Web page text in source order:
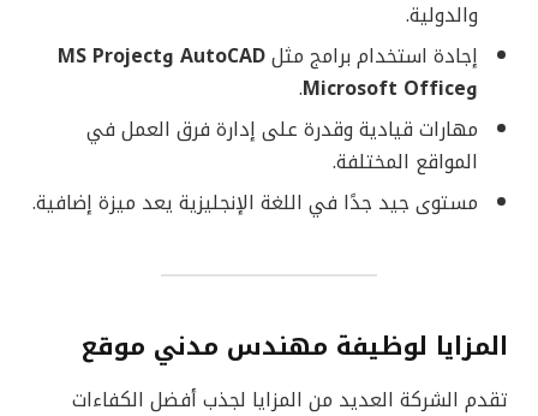
والدولية.
إجادة استخدام برامج مثل
AutoCAD وMS Project
وMicrosoft Office
.
مهارات قيادية وقدرة على إدارة فرق العمل في
المواقع المختلفة.
مستوى جيد جدًا في اللغة الإنجليزية يعد ميزة إضافية.
المزايا لوظيفة مهندس مدني موقع
تقدم الشركة العديد من المزايا لجذب أفضل الكفاءات